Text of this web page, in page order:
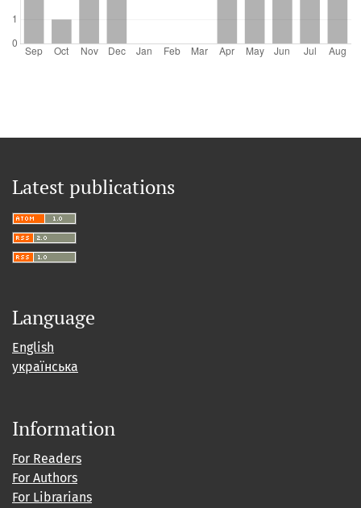
Latest publications
Language
English
українська
Information
For Readers
For Authors
For Librarians